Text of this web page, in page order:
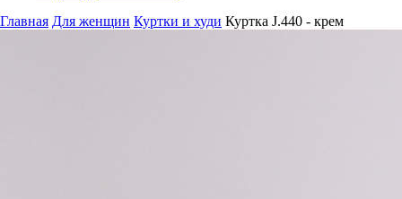
Главная Для женщин Куртки и худи Куртка J.440 - крем